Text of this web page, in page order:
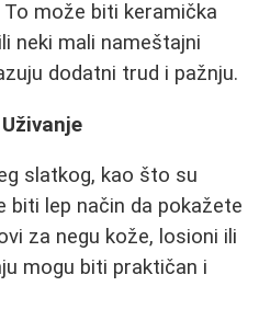
može biti keramička
neki mali nameštajni
dodatni trud i pažnju.
slatkog, kao što su
biti lep način da pokažete
za negu kože, losioni ili
mogu biti praktičan i